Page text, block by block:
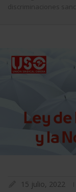
discriminaciones
15 julio, 2022